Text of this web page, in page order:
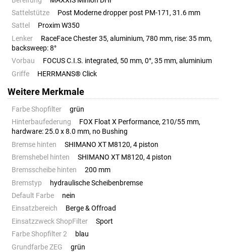
Sattelstütze
Post Moderne dropper post PM-171, 31.6 mm
Sattel
Proxim W350
Lenker
RaceFace Chester 35, aluminium, 780 mm, rise: 35 mm,
backsweep: 8°
Vorbau
FOCUS C.I.S. integrated, 50 mm, 0°, 35 mm, aluminium
Griffe
HERRMANS® Click
Weitere Merkmale
Farbe Shopfilter
grün
Hinterbaufederung
FOX Float X Performance, 210/55 mm,
hardware: 25.0 x 8.0 mm, no Bushing
Bremse hinten
SHIMANO XT M8120, 4 piston
Bremshebel hinten
SHIMANO XT M8120, 4 piston
Bremsscheibe hinten
200 mm
Bremstyp
hydraulische Scheibenbremse
Default Farbe
nein
Einsatzbereich
Berge & Offroad
Einsatzzweck ShopFilter
Sport
Farbe Shopfilter 2
blau
Grundfarbe ZEG
grün